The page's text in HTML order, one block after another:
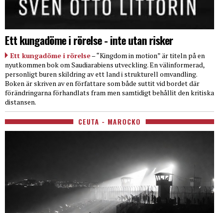
Ett kungadöme i rörelse - inte utan risker
Ett kungadöme i rörelse– “Kingdom in motion” är titeln på en
nyutkommen bok om Saudiarabiens utveckling. En välinformerad,
personligt buren skildring av ett land i strukturell omvandling.
Boken är skriven av en författare som både suttit vid bordet där
förändringarna förhandlats fram men samtidigt behållit den kritiska
distansen.
CEUTA - MAROCKO